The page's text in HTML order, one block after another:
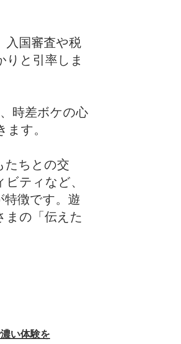
入国審査や税
りと引率しま
時差ボケの心
す。
たちとの交
ティなど、
徴です。遊
まの「伝えた
い体験を